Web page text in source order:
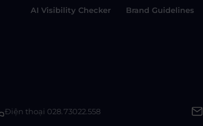
AI Visibility Checker
Brand Guidelines
Điện thoại 028.73022.558